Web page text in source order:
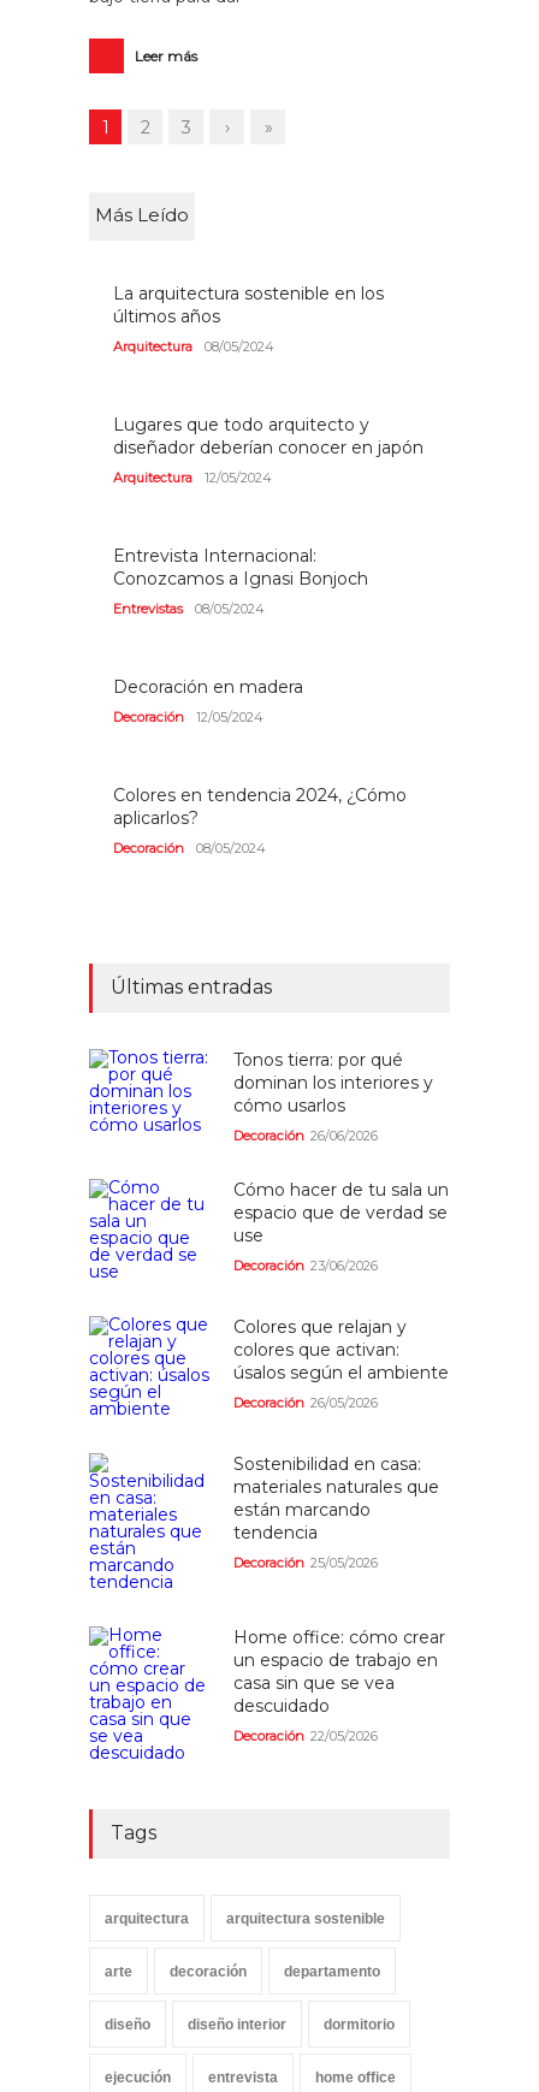
Leer más
1 2 3 › »
Más Leído
La arquitectura sostenible en los
últimos años
Arquitectura 08/05/2024
Lugares que todo arquitecto y
diseñador deberían conocer en japón
Arquitectura 12/05/2024
Entrevista Internacional:
Conozcamos a Ignasi Bonjoch
Entrevistas 08/05/2024
Decoración en madera
Decoración 12/05/2024
Colores en tendencia 2024, ¿Cómo
aplicarlos?
Decoración 08/05/2024
Últimas entradas
Tonos tierra: por qué
dominan los interiores y
cómo usarlos
Decoración 26/06/2026
Cómo hacer de tu sala un
espacio que de verdad se
use
Decoración 23/06/2026
Colores que relajan y
colores que activan:
úsalos según el ambiente
Decoración 26/05/2026
Sostenibilidad en casa:
materiales naturales que
están marcando
tendencia
Decoración 25/05/2026
Home office: cómo crear
un espacio de trabajo en
casa sin que se vea
descuidado
Decoración 22/05/2026
Tags
arquitectura arquitectura sostenible
arte decoración departamento
diseño diseño interior dormitorio
ejecución entrevista home office